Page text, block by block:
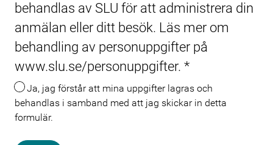
behandlas av SLU för att administrera din
anmälan eller ditt besök. Läs mer om
behandling av personuppgifter på
www.slu.se/personuppgifter. *
Ja, jag förstår att mina uppgifter lagras och
behandlas i samband med att jag skickar in detta
formulär.